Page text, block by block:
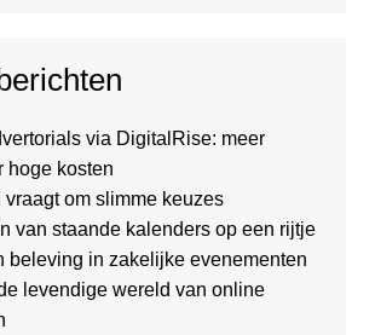
via DigitalRise: meer
hoge kosten
vraagt om slimme keuzes
van staande kalenders op een rijtje
beleving in zakelijke evenementen
levendige wereld van online